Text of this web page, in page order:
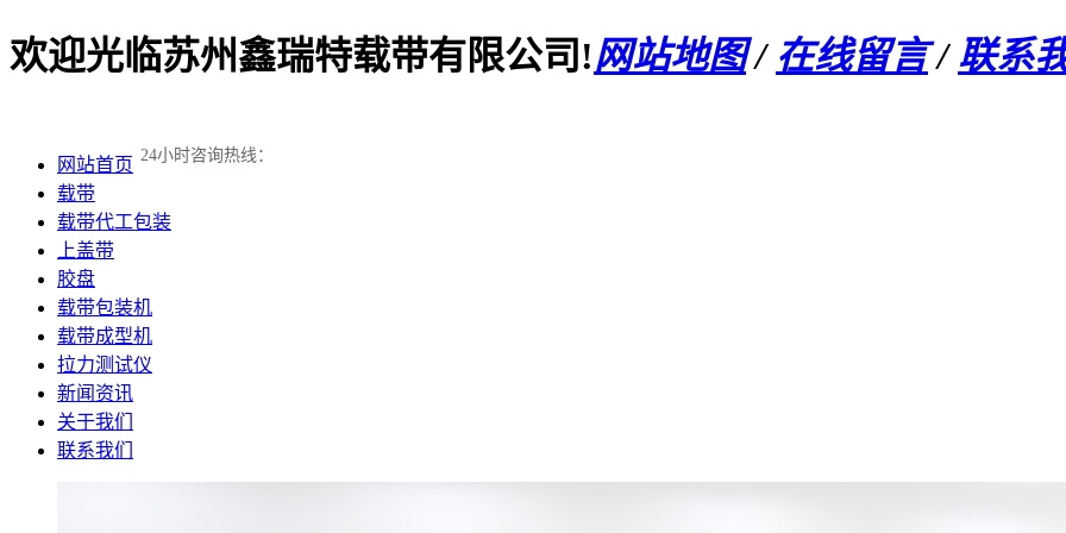
欢迎光临苏州鑫瑞特载带有限公司!网站地图/ 在线留言/联系
24小时咨询热线：
网站首页
载带
载带代工包装
上盖带
胶盘
载带包装机
载带成型机
拉力测试仪
新闻资讯
关于我们
联系我们